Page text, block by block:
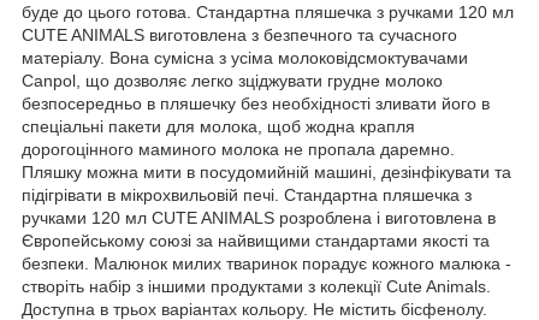
буде до цього готова. Стандартна пляшечка з ручками 120 мл
CUTE ANIMALS виготовлена з безпечного та сучасного
матеріалу. Вона сумісна з усіма молоковідсмоктувачами
Canpol, що дозволяє легко зціджувати грудне молоко
безпосередньо в пляшечку без необхідності зливати його в
спеціальні пакети для молока, щоб жодна крапля
дорогоцінного маминого молока не пропала даремно.
Пляшку можна мити в посудомийній машині, дезінфікувати та
підігрівати в мікрохвильовій печі. Стандартна пляшечка з
ручками 120 мл CUTE ANIMALS розроблена і виготовлена в
Європейському союзі за найвищими стандартами якості та
безпеки. Малюнок милих тваринок порадує кожного малюка -
створіть набір з іншими продуктами з колекції Cute Animals.
Доступна в трьох варіантах кольору. Не містить бісфенолу.